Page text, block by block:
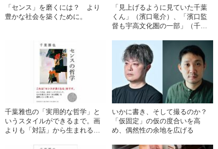
「センス」を磨くには？ より
豊かな社会を築くために。
「見上げるように見ていた千葉
くん」（濱口竜介）、「濱口監
督も宇高文化圏の一部」（千葉
と」「作ること」を語り合う
千葉雅也の「実用的な哲学」と
いうスタイルができるまで。画
よりも「対話」から生まれる濱
いかに書き、そして撮るのか？
「仮固定」の仮の度合いを高
め、偶然性の余地を広げる